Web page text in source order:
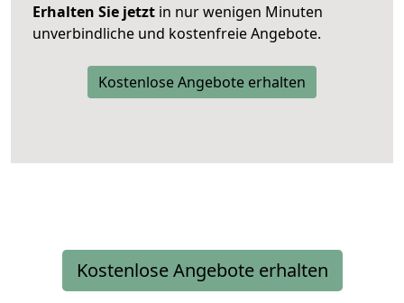
Erhalten Sie jetzt in nur wenigen Minuten
unverbindliche und kostenfreie Angebote.
Kostenlose Angebote erhalten
Kostenlose Angebote erhalten